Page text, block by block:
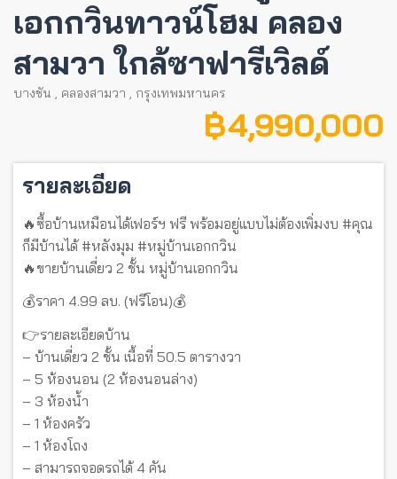
เอกกวินทาวน์โฮม คลอง
สามวา ใกล้ซาฟารีเวิลด์
บางชัน , คลองสามวา , กรุงเทพมหานคร
฿ 4,990,000
รายละเอียด
🔥ซื้อบ้านเหมือนได้เฟอร์ฯ ฟรี พร้อมอยู่แบบไม่ต้องเพิ่มงบ #คุณ
ก็มีบ้านได้ #หลังมุม #หมู่บ้านเอกกวิน
🔥ขายบ้านเดี่ยว 2 ชั้น หมู่บ้านเอกกวิน
💰ราคา 4.99 ลบ. (ฟรีโอน)💰
👉รายละเอียดบ้าน
– บ้านเดี่ยว 2 ชั้น เนื้อที่ 50.5 ตารางวา
– 5 ห้องนอน (2 ห้องนอนล่าง)
– 3 ห้องน้ำ
– 1 ห้องครัว
– 1 ห้องโถง
– สามารถจอดรถได้ 4 คัน